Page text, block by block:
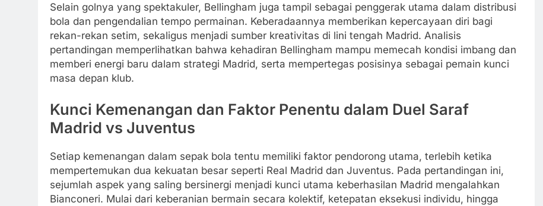
Selain golnya yang spektakuler, Bellingham juga tampil sebagai penggerak utama dalam distribusi
bola dan pengendalian tempo permainan. Keberadaannya memberikan kepercayaan diri bagi
rekan-rekan setim, sekaligus menjadi sumber kreativitas di lini tengah Madrid. Analisis
pertandingan memperlihatkan bahwa kehadiran Bellingham mampu memecah kondisi imbang dan
memberi energi baru dalam strategi Madrid, serta mempertegas posisinya sebagai pemain kunci
masa depan klub.
Kunci Kemenangan dan Faktor Penentu dalam Duel Saraf
Madrid vs Juventus
Setiap kemenangan dalam sepak bola tentu memiliki faktor pendorong utama, terlebih ketika
mempertemukan dua kekuatan besar seperti Real Madrid dan Juventus. Pada pertandingan ini,
sejumlah aspek yang saling bersinergi menjadi kunci utama keberhasilan Madrid mengalahkan
Bianconeri. Mulai dari keberanian bermain secara kolektif, ketepatan eksekusi individu, hingga